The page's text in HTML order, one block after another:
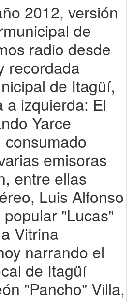
2012, versión
de
radio desde
recordada
de Itagüí,
a izquierda: El
Yarce
consumado
emisoras
entre ellas
Luis Alfonso
"Lucas"
Vitrina
narrando el
de Itagüí
"Pancho" Villa,